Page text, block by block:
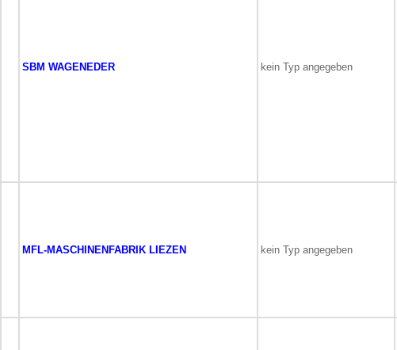
SBM WAGENEDER kein Typ angegeben
MFL-MASCHINENFABRIK LIEZEN kein Typ angegeben